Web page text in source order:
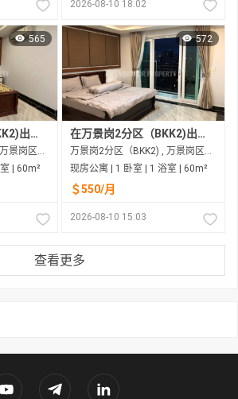
2026-08-10 18:02
565
在万景岗2分区（BKK2)出租的现房公寓
万景岗2分区（BKK2) , 万景岗区（BKK) , 金边市
| 60m²
572
在万景岗2分区（BKK2)出租的现房公寓
万景岗2分区（BKK2) , 万景岗区（BKK) , 金边市
现房公寓 | 1 卧室 | 1 浴室 | 60m²
＄550/月
2026-08-10 15:03
查看更多